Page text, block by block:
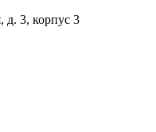
д. 3, корпус 3